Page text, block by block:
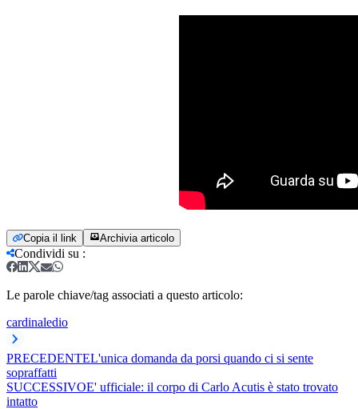
Copia il link Archivia articolo
Condividi su :
Le parole chiave/tag associati a questo articolo:
cardinaledio
PRECEDENTEL'unica domanda da porsi quando ci si sente
sopraffatti
SUCCESSIVOE' ufficiale: il corpo di Carlo Acutis è stato trovato
intatto